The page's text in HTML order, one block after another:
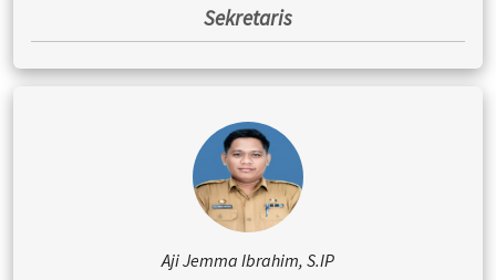
Sekretaris
Aji Jemma Ibrahim, S.IP